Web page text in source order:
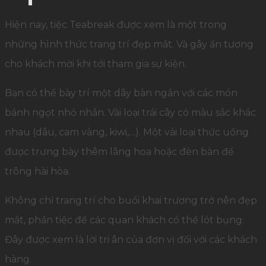
Hiện nay, tiệc Teabreak được xem là một trong
những hình thức trang trí đẹp mắt. Và gây ấn tượng
cho khách mời khi tới tham gia sự kiện.
Bạn có thể bày trí một dãy bàn ngắn với các món
bánh ngọt nhỏ nhắn. Vài loại trái cây có màu sắc khác
nhau (dâu, cam vàng, kiwi,…). Một vài loại thức uống
được trưng bày thêm lãng hoa hoặc đèn bàn để
trông hài hòa.
Không chỉ trang trí cho buổi khai trương trở nên đẹp
mắt, phần tiệc để các quan khách có thể lót bụng.
Đây được xem là lời tri ân của đơn vị đối với các khách
hàng.